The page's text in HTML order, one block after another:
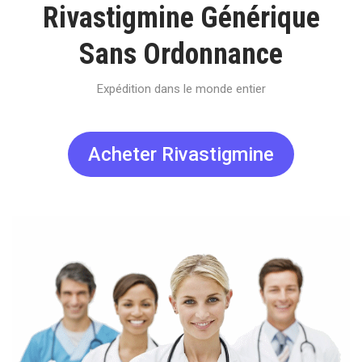
Rivastigmine Générique
Sans Ordonnance
Expédition dans le monde entier
Acheter Rivastigmine